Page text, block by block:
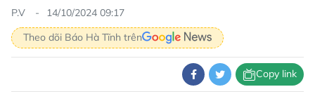
P.V
14/10/2024 09:17
Theo dõi Báo Hà Tĩnh trên
Copy link